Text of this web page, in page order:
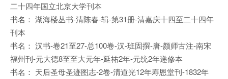
二十四年国立北京大学刊本
书名： 湖海楼丛书-清陈春-辑-第31册-清嘉庆十四至二十四年
刊本
书名： 汉书-卷21至27-总100卷-汉-班固撰-唐-颜师古注-南宋
福州刊-元大德8至至大元年-延祐2年-元统2年递修本
书名： 天后圣母圣迹图志-2卷-清道光12年寿恩堂刊-1832年